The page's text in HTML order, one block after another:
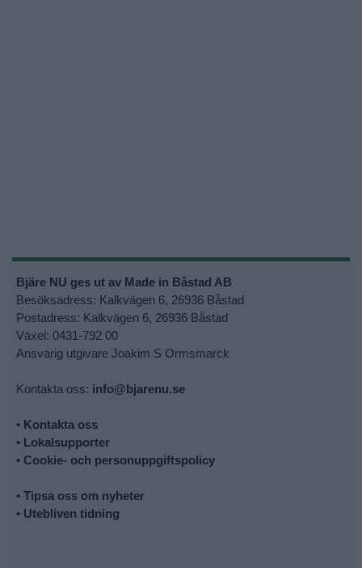
Bjäre NU ges ut av Made in Båstad AB
Besöksadress: Kalkvägen 6, 26936 Båstad
Postadress: Kalkvägen 6, 26936 Båstad
Växel: 0431-792 00
Ansvarig utgivare Joakim S Ormsmarck
Kontakta oss: info@bjarenu.se
• Kontakta oss
• Lokalsupporter
• Cookie- och personuppgiftspolicy
• Tipsa oss om nyheter
• Utebliven tidning